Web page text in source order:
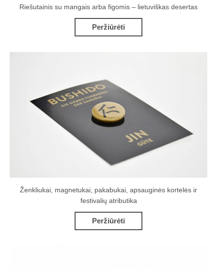
Riešutainis su mangais arba figomis – lietuviškas desertas
Peržiūrėti
Ženkliukai, magnetukai, pakabukai, apsauginės kortelės ir
festivalių atributika
Peržiūrėti